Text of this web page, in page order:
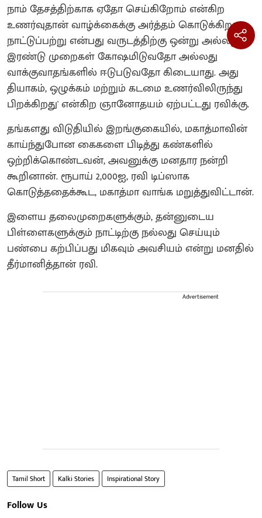
நாம் தேசத்திற்காக ஏதோ செய்கிறோம் என்கிற
உணர்வுதான் வாழ்க்கைக்கு அர்த்தம் கொடுக்கிறது.
நாட்டுப்பற்று என்பது வருடத்திற்கு ஒன்று அல்லது
இரண்டு முறைகள் கோஷமிடுவதோ அல்லது
வாக்குவாதங்களில் ஈடுபடுவதோ கிடையாது. அது
தியாகம், ஒழுக்கம் மற்றும் கடமை உணர்விலிருந்து
பிறக்கிறது' என்கிற ஞானோதயம் ஏற்பட்டது ரவிக்கு.
தங்களது விடுதியில் இறங்குகையில், மகாத்மாவின்
காய்ந்துபோன கைகளை பிடித்து கண்களில்
ஒற்றிக்கொண்டவன், அவனுக்கு மனதார நன்றி
கூறினான். ரூபாய் 2,000ஐ, ரவி டிப்ஸாக
கொடுத்ததைக்கூட, மகாத்மா வாங்க மறுத்துவிட்டான்.
இளைய தலைமுறைகளுக்கும், தன்னுடைய
பிள்ளைகளுக்கும் நாட்டிற்கு நல்லது செய்யும்
பண்பை கற்பிப்பது மிகவும் அவசியம் என்று மனதில்
தீர்மானித்தான் ரவி.
Advertisement
Tamil Short Kalki Stories Inspirational Story
Follow Us